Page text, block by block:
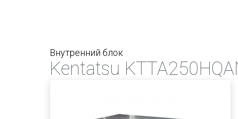
Внутренний блок
Kentatsu